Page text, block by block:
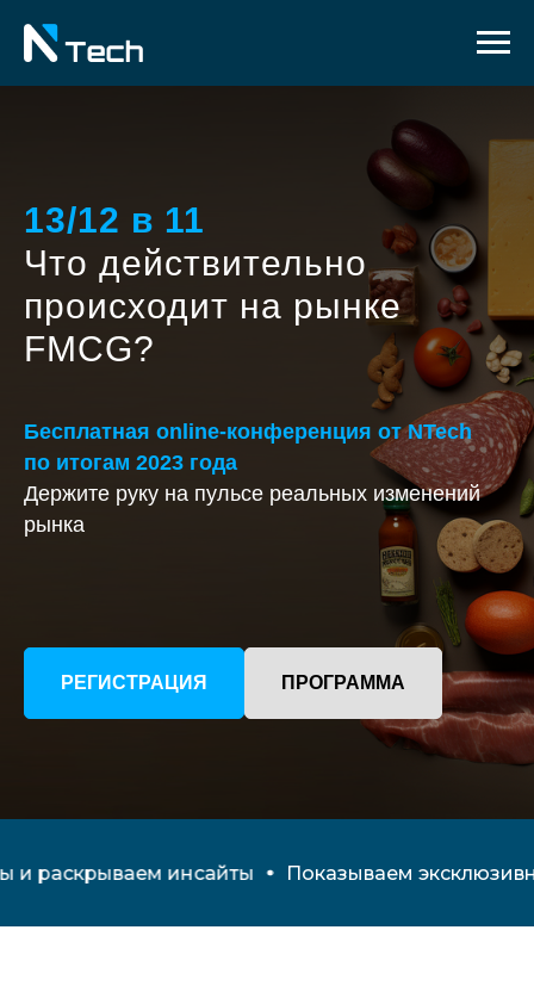
13/12 в 11
Что действительно
происходит на рынке
FMCG?
Бесплатная online-конференция от NTech
по итогам 2023 года
Держите руку на пульсе реальных изменений
рынка
РЕГИСТРАЦИЯ ПРОГРАММА
инсайты Показываем эксклюзивные
36 6